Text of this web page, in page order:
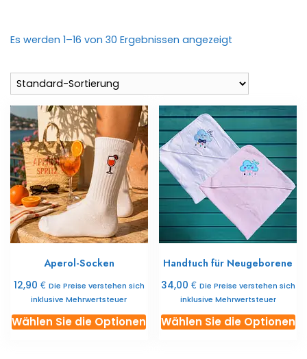
Es werden 1–16 von 30 Ergebnissen angezeigt
Aperol-Socken
12,90 € Die Preise verstehen sich
inklusive Mehrwertsteuer
Wählen Sie die OptionenDieses
Produkt
Handtuch für Neugeborene
34,00 € Die Preise verstehen sich
inklusive Mehrwertsteuer
Wählen Sie die Optionen